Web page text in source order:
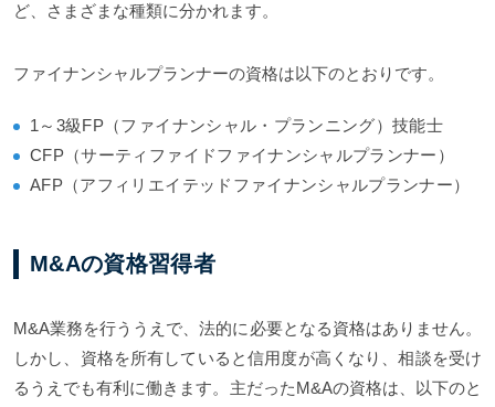
ど、さまざまな種類に分かれます。
ファイナンシャルプランナーの資格は以下のとおりです。
1～3級FP（ファイナンシャル・プランニング）技能士
CFP（サーティファイドファイナンシャルプランナー）
AFP（アフィリエイテッドファイナンシャルプランナー）
M&Aの資格習得者
M&A業務を行ううえで、法的に必要となる資格はありません。
しかし、資格を所有していると信用度が高くなり、相談を受け
るうえでも有利に働きます。主だったM&Aの資格は、以下のと